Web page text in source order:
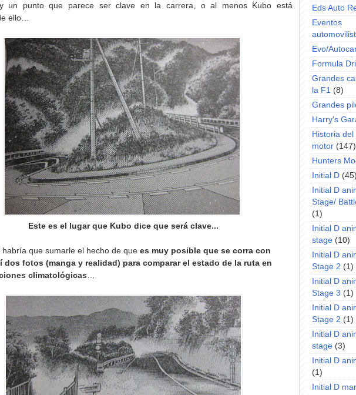
un punto que parece ser clave en la carrera, o al menos Kubo está
ello…
Este es el lugar que Kubo dice que será clave...
habría que sumarle el hecho de que es muy posible que se corra con
dos fotos (manga y realidad) para comparar el estado de la ruta en
climatológicas
Eds Auto
Eventos
Evo/
Formula
Grandes
la F1 (8)
Grandes
Harry's
Historia
motor (147)
Hunters
Initial D
Initial D
Stage/
(1)
Initial D
stage (10)
Initial D
Stage 2 (1)
Initial D
Stage 3 (1)
Initial D
Stage 2 (1)
Initial D
stage (3)
Initial D
(1)
Initial D